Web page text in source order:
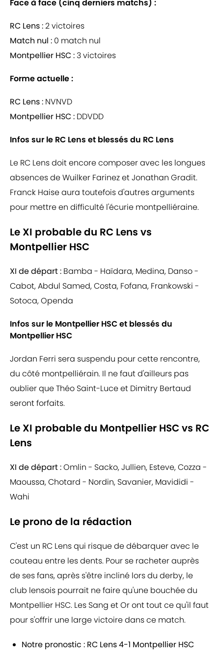
Face à face (cinq derniers matchs) :
RC Lens :2 victoires
Match nul : 0 match nul
Montpellier HSC : 3 victoires
Forme actuelle :
RC Lens : NVNVD
Montpellier HSC : DDVDD
Infos sur le RC Lens et blessés du RC Lens
Le RC Lens doit encore composer avec les longues
absences de Wuilker Farinez et Jonathan Gradit.
Franck Haise aura toutefois d'autres arguments
pour mettre en difficulté l'écurie montpelliéraine.
Le XI probable du RC Lens vs
Montpellier HSC
XI de départ : Bamba - Haïdara, Medina, Danso -
Cabot, Abdul Samed, Costa, Fofana, Frankowski -
Sotoca, Openda
Infos sur le Montpellier HSC et blessés du
Montpellier HSC
Jordan Ferri sera suspendu pour cette rencontre,
du côté montpelliérain. Il ne faut d'ailleurs pas
oublier que Théo Saint-Luce et Dimitry Bertaud
seront forfaits.
Le XI probable du Montpellier HSC vs RC
Lens
XI de départ :Omlin - Sacko, Jullien, Esteve, Cozza -
Maoussa, Chotard - Nordin, Savanier, Mavididi -
Wahi
Le prono de la rédaction
C'est un RC Lens qui risque de débarquer avec le
couteau entre les dents. Pour se racheter auprès
de ses fans, après s'être incliné lors du derby, le
club lensois pourrait ne faire qu'une bouchée du
Montpellier HSC. Les Sang et Or ont tout ce qu'il faut
pour s'offrir une large victoire dans ce match.
Notre pronostic : RC Lens 4-1 Montpellier HSC